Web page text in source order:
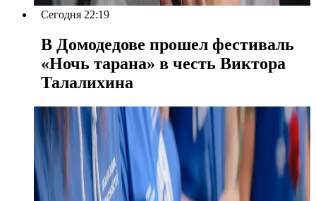
Сегодня 22:19
В Домодедове прошел фестиваль
«Ночь тарана» в честь Виктора
Талалихина